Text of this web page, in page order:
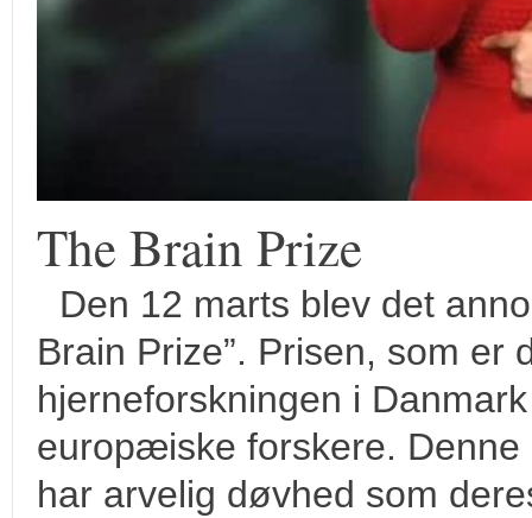
The Brain Prize
Den 12 marts blev det
Brain Prize”. Prisen, som er
hjerneforskningen i
europæiske forskere.
har arvelig døvhed som